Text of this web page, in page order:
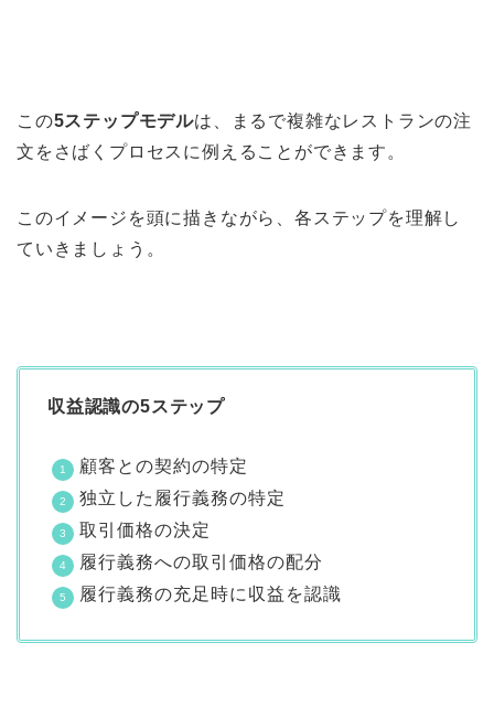
この5ステップモデルは、まるで複雑なレストランの注
文をさばくプロセスに例えることができます。
このイメージを頭に描きながら、各ステップを理解し
ていきましょう。
収益認識の5ステップ
顧客との契約の特定
独立した履行義務の特定
取引価格の決定
履行義務への取引価格の配分
履行義務の充足時に収益を認識